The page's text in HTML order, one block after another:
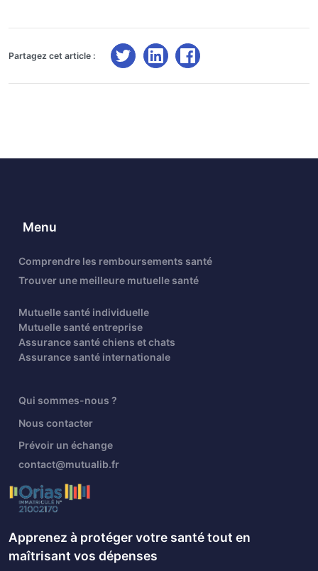
Partagez cet article :
Menu
Comprendre les remboursements santé
Trouver une meilleure mutuelle santé
Mutuelle santé individuelle
Mutuelle santé entreprise
Assurance santé chiens et chats
Assurance santé internationale
Qui sommes-nous ?
Nous contacter
Prévoir un échange
contact@mutualib.fr
Apprenez à protéger votre santé tout en
maîtrisant vos dépenses